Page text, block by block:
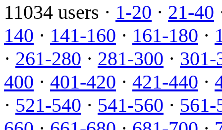
11034 users · 1-20 · 21-40
140 · 141-160 · 161-180 ·
· 261-280 · 281-300 · 301-
400 · 401-420 · 421-440 ·
· 521-540 · 541-560 · 561-